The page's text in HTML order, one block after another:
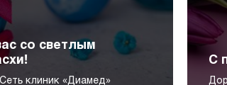
со светлым
клиник «Диамед»
С